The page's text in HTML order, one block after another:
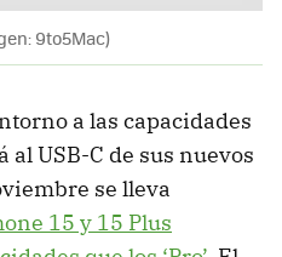
9to5Mac)
a las capacidades
al USB-C de sus nuevos
se lleva
15 y 15 Plus